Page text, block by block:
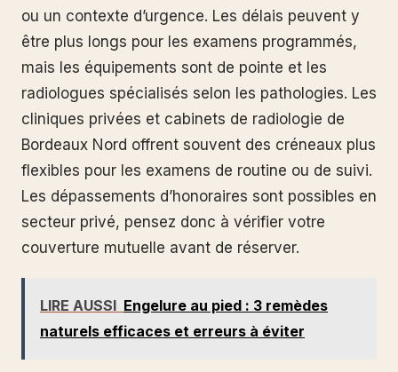
ou un contexte d’urgence. Les délais peuvent y
être plus longs pour les examens programmés,
mais les équipements sont de pointe et les
radiologues spécialisés selon les pathologies. Les
cliniques privées et cabinets de radiologie de
Bordeaux Nord offrent souvent des créneaux plus
flexibles pour les examens de routine ou de suivi.
Les dépassements d’honoraires sont possibles en
secteur privé, pensez donc à vérifier votre
couverture mutuelle avant de réserver.
LIRE AUSSI Engelure au pied : 3 remèdes
naturels efficaces et erreurs à éviter